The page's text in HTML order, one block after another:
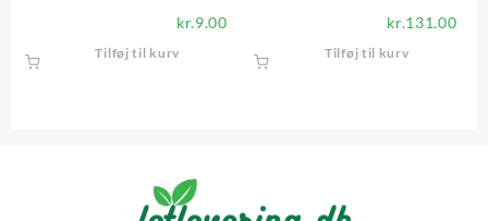
kr.9.00
Tilføj til kurv
kr.131.00
Tilføj til kurv